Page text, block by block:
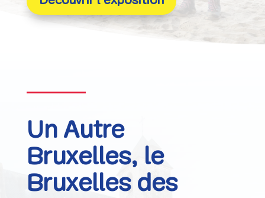
Un Autre
Bruxelles, le
Bruxelles des